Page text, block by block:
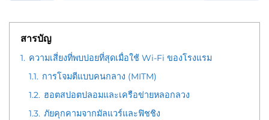
สารบัญ
1. ความเสี่ยงที่พบบ่อยที่สุดเมื่อใช้ Wi-Fi ของโรงแรม
1.1. การโจมตีแบบคนกลาง (MITM)
1.2. ฮอตสปอตปลอมและเครือข่ายหลอกลวง
1.3. ภัยคุกคามจากมัลแวร์และฟิชชิง